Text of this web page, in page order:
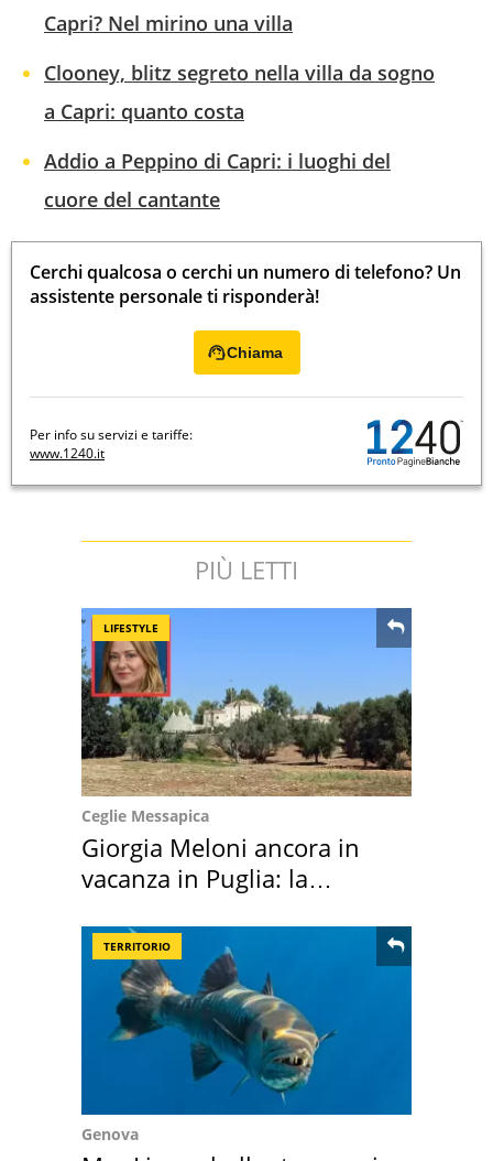
Capri? Nel mirino una villa
Clooney, blitz segreto nella villa da sogno
a Capri: quanto costa
Addio a Peppino di Capri: i luoghi del
cuore del cantante
Cerchi qualcosa o cerchi un numero di telefono? Un
assistente personale ti risponderà!
Chiama
Per info su servizi e tariffe:
www.1240.it
PIÙ LETTI
LIFESTYLE
Ceglie Messapica
Giorgia Meloni ancora in
vacanza in Puglia: la
TERRITORIO
Genova